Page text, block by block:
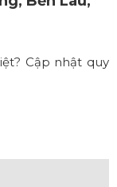
Cập nhật quy